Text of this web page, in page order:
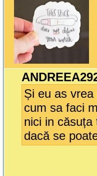
Și eu as
cum sa faci
nici in
dacă se